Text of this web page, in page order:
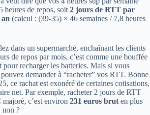
heures de repos, soit 2 jours de RTT par
(calcul : (39-35) × 46 semaines / 7,8 heures
dans un supermarché, enchaînant les clients
de repos par mois, c’est comme une bouffée
pour recharger les batteries. Mais si vous
demander à “racheter” vos RTT. Bonne
ce rachat est exonéré de certaines cotisations,
net. Par exemple, racheter 2 jours de RTT
c’est environ 231 euros brut en plus
non ?